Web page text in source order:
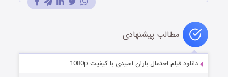
مطالب پیشنهادی
دانلود فیلم احتمال باران اسیدی با کیفیت 1080p